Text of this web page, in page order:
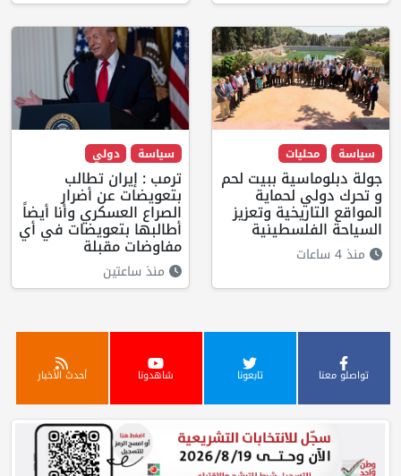
سياسة محليات
جولة دبلوماسية ببيت لحم
و تحرك دولي لحماية
المواقع التاريخية وتعزيز
السياحة الفلسطينية
منذ 4 ساعات
سياسة دولي
ترمب : إيران تطالب
بتعويضات عن أضرار
الصراع العسكري وأنا أيضاً
أطالبها بتعويضات في أي
مفاوضات مقبلة
منذ ساعتين
تواصلو معنا تابعونا شاهدونا أحدث الأخبار